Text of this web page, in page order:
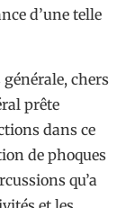
d’une telle
chers
prête
dans ce
de phoques
qu’a